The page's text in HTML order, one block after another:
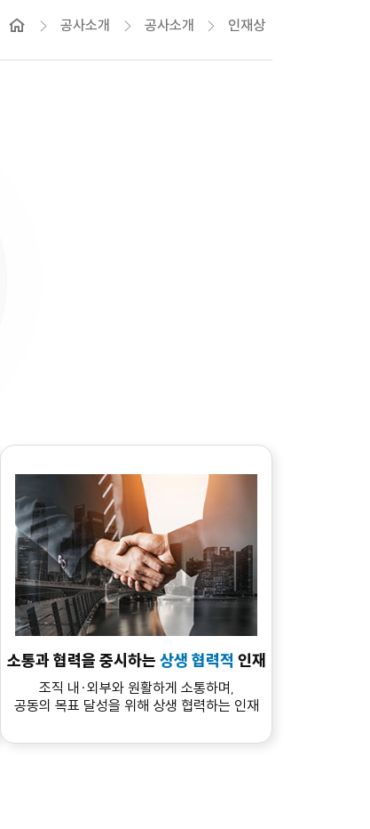
공사소개 공사소개 인재상
소통과 협력을 중시하는 상생 협력적 인재
조직 내·외부와 원활하게 소통하며,
공동의 목표 달성을 위해 상생 협력하는 인재